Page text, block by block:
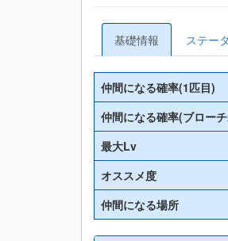
基礎情報 ステー
仲間になる確率(1匹目)
仲間になる確率(ブロー
最大Lv
オススメ度
仲間になる場所